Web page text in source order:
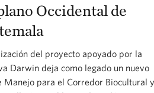
Occidental de
del proyecto apoyado por la
Darwin deja como legado un nuevo
Manejo para el Corredor Biocultural y